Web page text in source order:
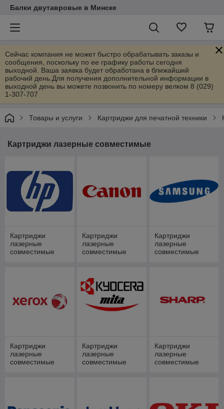
Балки двутавровые в Минске
Сейчас компания не может быстро обрабатывать заказы и
сообщения, поскольку по ее графику работы сегодня
выходной. Ваша заявка будет обработана в ближайший
рабочий день.Для получения дополнительной информации в
выходной день вы можете позвонить по номеру велком 8 (029)
1-307-707
Товары и услуги Картриджи для печатной техники
Картриджи лазерные совместимые
Картриджи
лазерные
совместимые
Картриджи
лазерные
совместимые
Картриджи
лазерные
совместимые
Картриджи
лазерные
совместимые
Картриджи
лазерные
совместимые
Картриджи
лазерные
совместимые